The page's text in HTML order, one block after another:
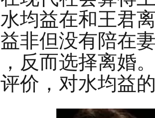
均益在和王君
非但没有陪在
反而选择离婚
价，对水均益